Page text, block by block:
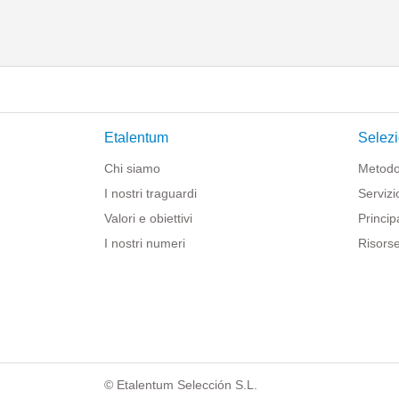
Etalentum
Chi siamo
I nostri traguardi
Valori e obiettivi
I nostri numeri
© Etalentum Selección S.L.